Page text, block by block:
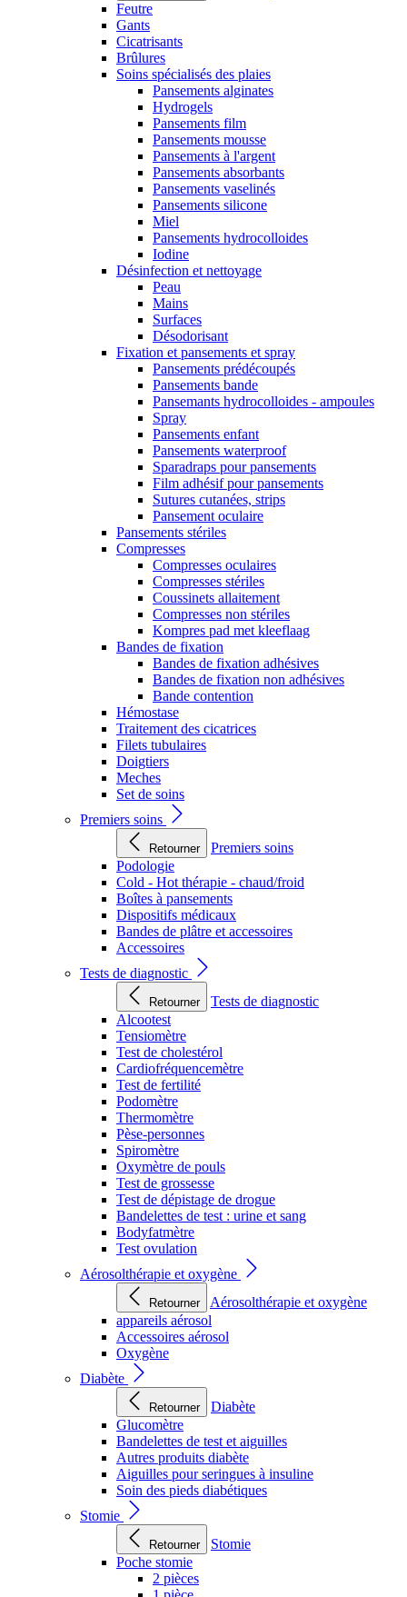
Feutre
Gants
Cicatrisants
Brûlures
Soins spécialisés des plaies
Pansements alginates
Hydrogels
Pansements film
Pansements mousse
Pansements à l'argent
Pansements absorbants
Pansements vaselinés
Pansements silicone
Miel
Pansements hydrocolloides
Iodine
Désinfection et nettoyage
Peau
Mains
Surfaces
Désodorisant
Fixation et pansements et spray
Pansements prédécoupés
Pansements bande
Pansemants hydrocolloides - ampoules
Spray
Pansements enfant
Pansements waterproof
Sparadraps pour pansements
Film adhésif pour pansements
Sutures cutanées, strips
Pansement oculaire
Pansements stériles
Compresses
Compresses oculaires
Compresses stériles
Coussinets allaitement
Compresses non stériles
Kompres pad met kleeflaag
Bandes de fixation
Bandes de fixation adhésives
Bandes de fixation non adhésives
Bande contention
Hémostase
Traitement des cicatrices
Filets tubulaires
Doigtiers
Meches
Set de soins
Premiers soins
Retourner
Premiers soins
Podologie
Cold - Hot thérapie - chaud/froid
Boîtes à pansements
Dispositifs médicaux
Bandes de plâtre et accessoires
Accessoires
Tests de diagnostic
Retourner
Tests de diagnostic
Alcootest
Tensiomètre
Test de cholestérol
Cardiofréquencemètre
Test de fertilité
Podomètre
Thermomètre
Pèse-personnes
Spiromètre
Oxymètre de pouls
Test de grossesse
Test de dépistage de drogue
Bandelettes de test : urine et sang
Bodyfatmètre
Test ovulation
Aérosolthérapie et oxygène
Retourner
Aérosolthérapie et oxygène
appareils aérosol
Accessoires aérosol
Oxygène
Diabète
Retourner
Diabète
Glucomètre
Bandelettes de test et aiguilles
Autres produits diabète
Aiguilles pour seringues à insuline
Soin des pieds diabétiques
Stomie
Retourner
Stomie
Poche stomie
2 pièces